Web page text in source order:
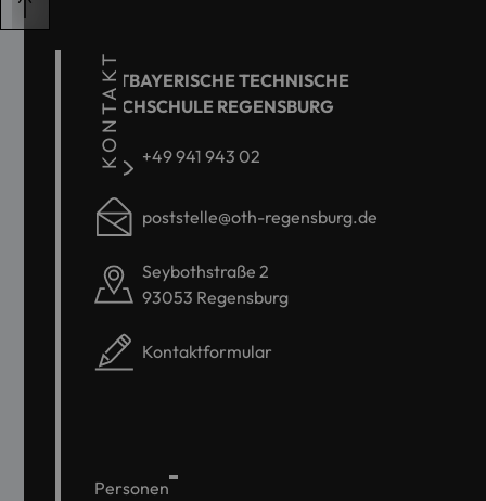
KONTAKT
OSTBAYERISCHE TECHNISCHE
HOCHSCHULE REGENSBURG
+49 941 943 02
poststelle@oth-regensburg.de
Seybothstraße 2
93053 Regensburg
Kontaktformular
Personen